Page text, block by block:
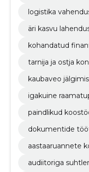
logistika
äri kasvu
kohandatud
tarnija ja ostja
kaubaveo
igakuine
paindlikud
dokumentide
aastaaruannete
audiitoriga